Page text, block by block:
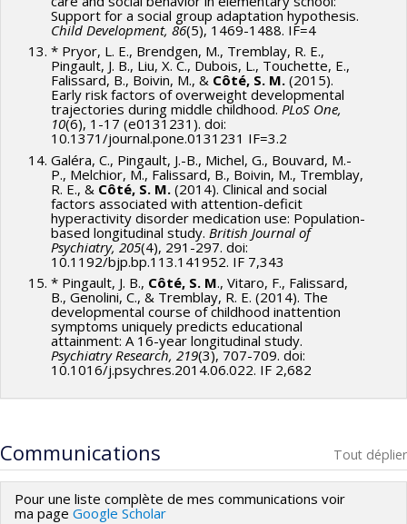
Support for a social group adaptation hypothesis.
Child Development, 86(5), 1469-1488. IF=4
* Pryor, L. E., Brendgen, M., Tremblay, R. E.,
Pingault, J. B., Liu, X. C., Dubois, L., Touchette, E.,
Falissard, B., Boivin, M., & Côté, S. M. (2015).
Early risk factors of overweight developmental
trajectories during middle childhood. PLoS One,
10(6), 1-17 (e0131231). doi:
10.1371/journal.pone.0131231 IF=3.2
Galéra, C., Pingault, J.-B., Michel, G., Bouvard, M.-
P., Melchior, M., Falissard, B., Boivin, M., Tremblay,
R. E., & Côté, S. M. (2014). Clinical and social
factors associated with attention-deficit
hyperactivity disorder medication use: Population-
based longitudinal study. British Journal of
Psychiatry, 205(4), 291-297. doi:
10.1192/bjp.bp.113.141952. IF 7,343
* Pingault, J. B., Côté, S. M., Vitaro, F., Falissard,
B., Genolini, C., & Tremblay, R. E. (2014). The
developmental course of childhood inattention
symptoms uniquely predicts educational
attainment: A 16-year longitudinal study.
Psychiatry Research, 219(3), 707-709. doi:
10.1016/j.psychres.2014.06.022. IF 2,682
Communications Tout déplier
Pour une liste complète de mes communications voir
ma page Google Scholar